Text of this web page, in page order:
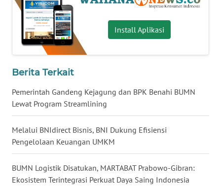
Install Aplikasi
Berita Terkait
Pemerintah Gandeng Kejagung dan BPK Benahi BUMN
Lewat Program Streamlining
Melalui BNIdirect Bisnis, BNI Dukung Efisiensi
Pengelolaan Keuangan UMKM
BUMN Logistik Disatukan, MARTABAT Prabowo-Gibran:
Ekosistem Terintegrasi Perkuat Daya Saing Indonesia
WN
NUSANTARA
WN
JATIM
BALI
KALBAR